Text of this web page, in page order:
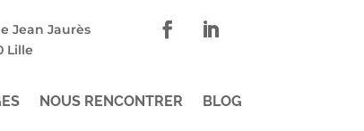
Jean Jaurès
Lille
NOUS RENCONTRER
BLOG